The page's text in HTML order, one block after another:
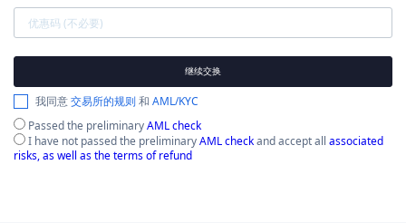
继续交换
我同意交易所的规则和 AML/KYC
Passed the preliminaryAML check
I have not passed the preliminaryAML checkand accept all associated
risks, as well as the terms of refund